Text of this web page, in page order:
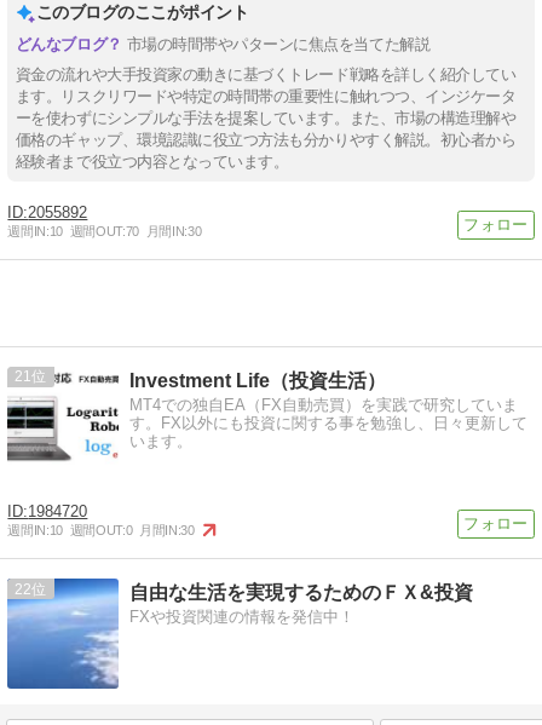
このブログのここがポイント
市場の時間帯やパターンに焦点を当てた解説
資金の流れや大手投資家の動きに基づくトレード戦略を詳しく紹介してい
ます。リスクリワードや特定の時間帯の重要性に触れつつ、インジケータ
ーを使わずにシンプルな手法を提案しています。また、市場の構造理解や
価格のギャップ、環境認識に役立つ方法も分かりやすく解説。初心者から
経験者まで役立つ内容となっています。
2055892
週間IN:10 週間OUT:70 月間IN:30
21 Investment Life（投資生活）
MT4での独自EA（FX自動売買）を実践で研究していま
す。FX以外にも投資に関する事を勉強し、日々更新して
います。
1984720
週間IN:10 週間OUT:0 月間IN:30
22 自由な生活を実現するためのＦＸ&投資
FXや投資関連の情報を発信中！